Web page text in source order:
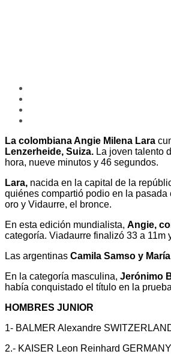
La colombiana Angie Milena Lara
Lenzerheide, Suiza. La joven talento
hora, nueve minutos y 46 segundos.
Lara, nacida en la capital de la
quiénes compartió podio en la
oro y Vidaurre, el bronce.
En esta edición mundialista, Angie,
categoría. Viadaurre finalizó 33 a
Las argentinas Camila Samso y
En la categoría masculina, Jerónimo
había conquistado el título en la
HOMBRES JUNIOR
1- BALMER Alexandre
2.- KAISER Leon Reinhard